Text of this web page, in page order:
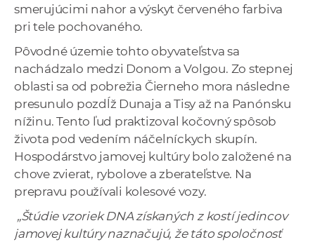
smerujúcimi nahor a výskyt červeného farbiva
pri tele pochovaného.
Pôvodné územie tohto obyvateľstva sa
nachádzalo medzi Donom a Volgou. Zo stepnej
oblasti sa od pobrežia Čierneho mora následne
presunulo pozdĺž Dunaja a Tisy až na Panónsku
nížinu. Tento ľud praktizoval kočovný spôsob
života pod vedením náčelníckych skupín.
Hospodárstvo jamovej kultúry bolo založené na
chove zvierat, rybolove a zberateľstve. Na
prepravu používali kolesové vozy.
„Štúdie vzoriek DNA získaných z kostí jedincov
jamovej kultúry naznačujú, že táto spoločnosť